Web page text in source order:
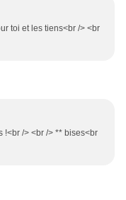
toi et les tiens<br /> <br
!<br /> <br /> ** bises<br